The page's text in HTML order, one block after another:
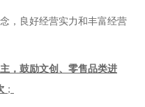
，良好经营实力和丰富经营
，鼓励文创、零售品类进
；